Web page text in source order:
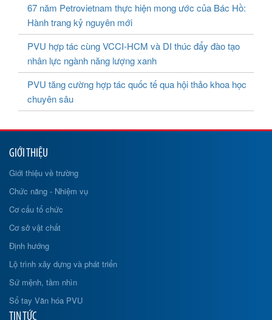
67 năm Petrovietnam thực hiện mong ước của Bác Hồ:
Hành trang kỷ nguyên mới
PVU hợp tác cùng VCCI-HCM và DI thúc đẩy đào tạo
nhân lực ngành năng lượng xanh
PVU tăng cường hợp tác quốc tế qua hội thảo khoa học
chuyên sâu
GIỚI THIỆU
Giới thiệu về trường
Chức năng - Nhiệm vụ
Cơ cấu tổ chức
Cơ sở vật chất
Định hướng
Lộ trình xây dựng và phát triển
Sứ mệnh, tầm nhìn
Sổ tay Văn hóa PVU
TIN TỨC